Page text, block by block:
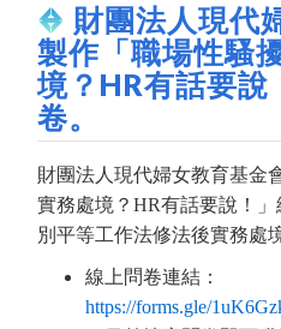
財團法人現代
製作「職場性騷
境？HR有話要說
卷。
財團法人現代婦女教育基金
實務處境？HR有話要說！
別平等工作法修法後實務處
線上問卷連結：
https://forms.gle/